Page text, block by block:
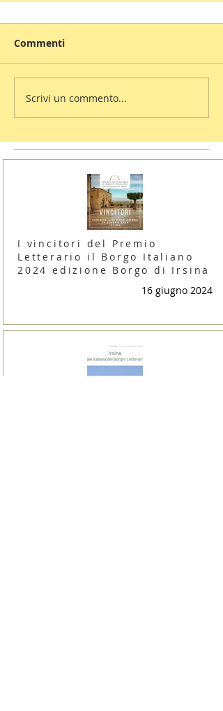
Commenti
Scrivi un commento...
I vincitori del Premio
Letterario il Borgo Italiano
2024 edizione Borgo di Irsina
16 giugno 2024